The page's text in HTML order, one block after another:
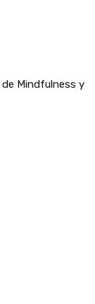
de Mindfulness y